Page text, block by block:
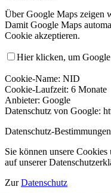
Über Google Maps zeigen
Damit Google Maps
Cookie akzeptieren.
Hier klicken, um
Cookie-Name: NID
Cookie-Laufzeit: 6 Monate
Anbieter: Google
Datenschutz von Google:
Datenschutz-Bestimmungen
Sie können unsere
auf unserer
ZurDatenschutz